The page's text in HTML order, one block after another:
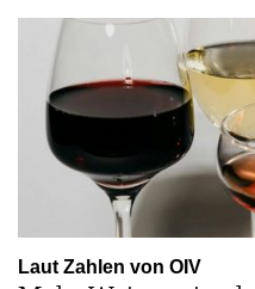
Laut Zahlen von OIV